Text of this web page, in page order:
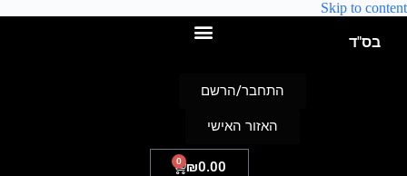
Skip to content
בס"ד
₪0.00
0
התחבר/הרשם
האזור האישי